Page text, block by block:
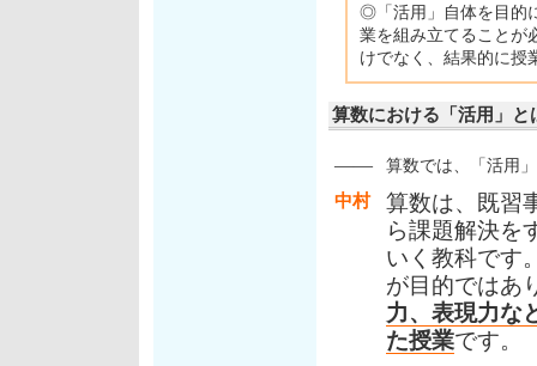
◎「活用」自体を目的
業を組み立てることが
けでなく、結果的に授
算数における「活用」と
―― 算数では、「活用
中村
算数は、既習
ら課題解決を
いく教科です
が目的ではあ
力、表現力な
た授業です。